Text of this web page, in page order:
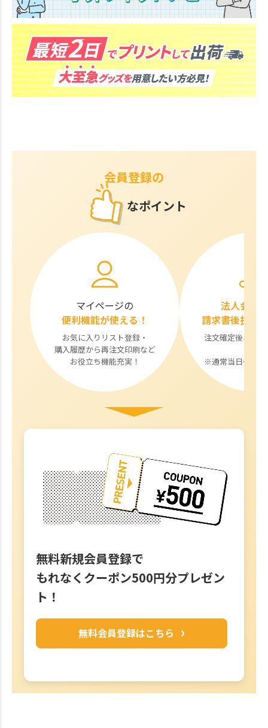
会員登録の
なポイント
マイページの
便利機能が使える！
お気に入りリスト登録・
購入履歴から再注文印刷など
お役立ち機能充実！
法人会員
請求書後払い
注文確定後与信
※通常当日〜翌営
無料新規会員登録で
もれなくクーポン500円分プレゼン
ト！
無料会員登録はこちら